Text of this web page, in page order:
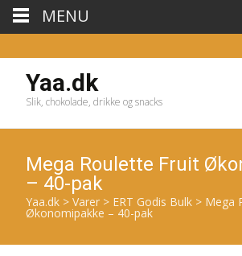
Yaa.dk
Slik, chokolade, drikke og snacks
Mega Roulette Fruit
– 40-pak
Yaa.dk > Varer > ERT Godis Bulk > Mega
Økonomipakke – 40-pak
MENU